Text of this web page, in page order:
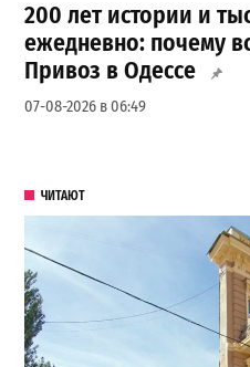
200 лет истории и
ежедневно: почему
Привоз в Одессе
07-08-2026 в 06:49
ЧИТАЮТ